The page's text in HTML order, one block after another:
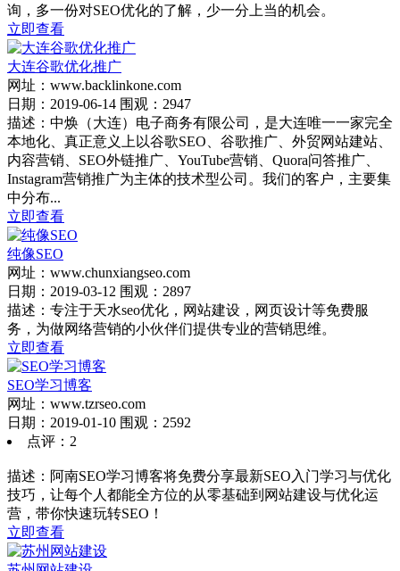
询，多一份对SEO优化的了解，少一分上当的机会。
立即查看
大连谷歌优化推广
网址：www.backlinkone.com
日期：2019-06-14 围观：2947
描述：中焕（大连）电子商务有限公司，是大连唯一一家完全
本地化、真正意义上以谷歌SEO、谷歌推广、外贸网站建站、
内容营销、SEO外链推广、YouTube营销、Quora问答推广、
Instagram营销推广为主体的技术型公司。我们的客户，主要集
中分布...
立即查看
纯像SEO
网址：www.chunxiangseo.com
日期：2019-03-12 围观：2897
描述：专注于天水seo优化，网站建设，网页设计等免费服
务，为做网络营销的小伙伴们提供专业的营销思维。
立即查看
SEO学习博客
网址：www.tzrseo.com
日期：2019-01-10 围观：2592
点评：2
描述：阿南SEO学习博客将免费分享最新SEO入门学习与优化
技巧，让每个人都能全方位的从零基础到网站建设与优化运
营，带你快速玩转SEO！
立即查看